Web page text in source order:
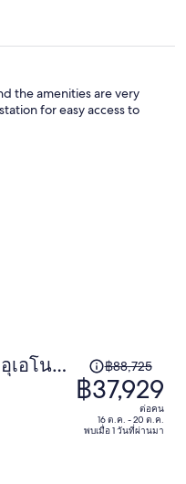
อยู่
฿37,134
ต่อ
the amenities are very
for easy access to
เอโน
ราคา
เดิม
฿88,725
฿88,725
฿37,929
ต่อคน
16 ต.ค. - 20 ต.ค.
พบเมื่อ 1 วันที่ผ่านมา